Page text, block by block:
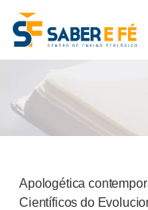
Apologética
Científicos do